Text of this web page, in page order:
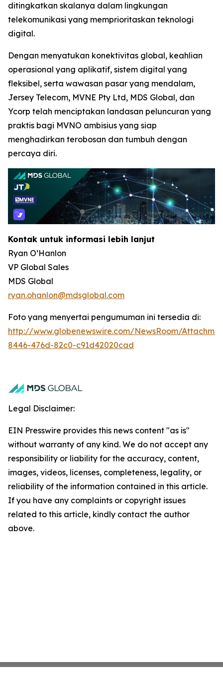
ditingkatkan skalanya dalam lingkungan
telekomunikasi yang memprioritaskan teknologi
digital.
Dengan menyatukan konektivitas global, keahlian
operasional yang aplikatif, sistem digital yang
fleksibel, serta wawasan pasar yang mendalam,
Jersey Telecom, MVNE Pty Ltd, MDS Global, dan
Ycorp telah menciptakan landasan peluncuran yang
praktis bagi MVNO ambisius yang siap
menghadirkan terobosan dan tumbuh dengan
percaya diri.
Kontak untuk informasi lebih lanjut
Ryan O’Hanlon
VP Global Sales
MDS Global
ryan.ohanlon@mdsglobal.com
Foto yang menyertai pengumuman ini tersedia di:
http://www.globenewswire.com/NewsRoom/
8446-476d-82c0-c91d42020cad
Legal Disclaimer:
EIN Presswire provides this news content "as is"
without warranty of any kind. We do not accept any
responsibility or liability for the accuracy, content,
images, videos, licenses, completeness, legality, or
reliability of the information contained in this article.
If you have any complaints or copyright issues
related to this article, kindly contact the author
above.